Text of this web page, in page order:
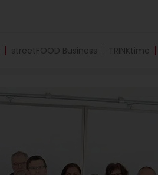
streetFOOD Business TRINKtime